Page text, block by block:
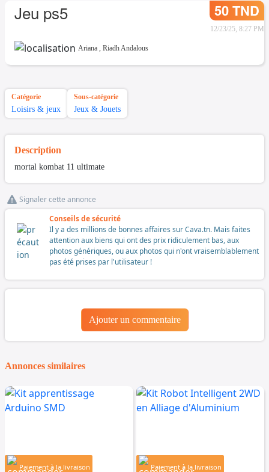
Jeu ps5 50 TND
12/23/25, 8:27 PM
Ariana , Riadh Andalous
Catégorie
Loisirs & jeux
Sous-catégorie
Jeux & Jouets
Description
mortal kombat 11 ultimate
Signaler cette annonce
Conseils de sécurité
Il y a des millions de bonnes affaires sur Cava.tn. Mais faites
attention aux biens qui ont des prix ridiculement bas, aux
photos génériques, ou aux photos qui n'ont vraisemblablement
pas été prises par l'utilisateur !
Ajouter un commentaire
Annonces similaires
Paiement à la livraison Paiement à la livraison